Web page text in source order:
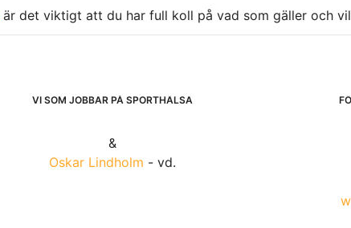
är det viktigt att du har full koll på vad som gäller och
VI SOM JOBBAR PÅ SPORTHÄLSA
&
Oskar Lindholm - vd.